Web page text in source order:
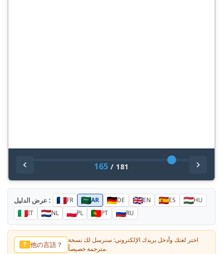
165 / 181
عرض الدليل : FR AR DE EN ES
HU
IT
NL PL PT RU
? 他の言語？
اختر لغتك وأدخل بريدك الإلكتروني: سنرسل لك نسخة
مترجمة خصيصاً.